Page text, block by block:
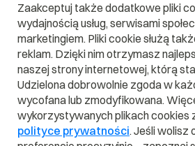
Czym jest
Przeczytaj czym jestDebugowaniew
Pomoże Ci to lepiej zrozumieć, czym
Zaakceptuj także dodatkowe pliki
wydajnością usług, serwisami
marketingiem. Pliki cookie służą
reklam. Dzięki nim otrzymasz
naszej strony internetowej, którą
Udzielona dobrowolnie zgoda w
wycofana lub zmodyfikowana.
wykorzystywanych plikach cookies
polityce prywatności. Jeśli wolisz